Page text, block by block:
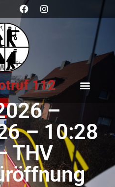
112
–
– 10:28
THV